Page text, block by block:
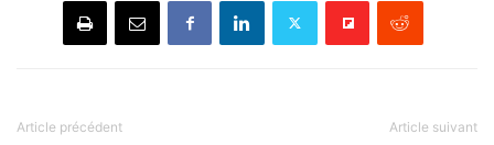
Article précédent Article suivant